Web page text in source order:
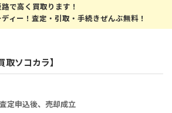
で高く買取ります！
ィー！査定・引取・手続きぜんぶ無料！
ソコカラ】
定申込後、売却成立